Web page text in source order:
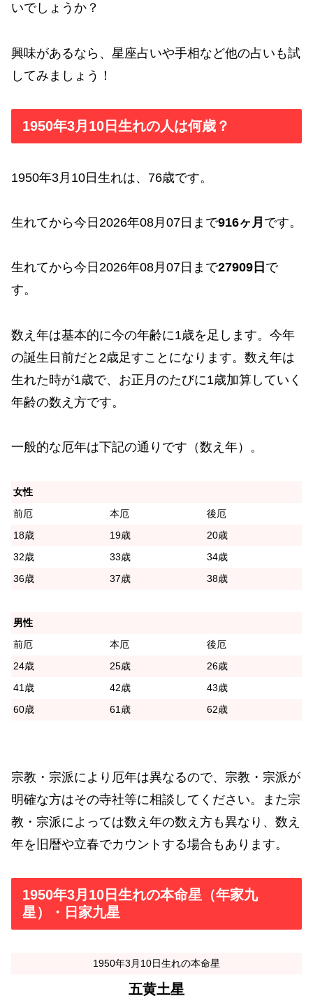
いでしょうか？
興味があるなら、星座占いや手相など他の占いも試
してみましょう！
1950年3月10日生れの人は何歳？
1950年3月10日生れは、76歳です。
生れてから今日2026年08月07日まで916ヶ月 です。
生れてから今日2026年08月07日まで27909日 で
す。
数え年は基本的に今の年齢に1歳を足します。今年
の誕生日前だと2歳足すことになります。数え年は
生れた時が1歳で、お正月のたびに1歳加算していく
年齢の数え方です。
一般的な厄年は下記の通りです（数え年）。
女性
前厄
本厄
後厄
18歳
19歳
20歳
32歳
33歳
34歳
36歳
37歳 38歳
男性
前厄
本厄
後厄
24歳
25歳
26歳
41歳
42歳
43歳
60歳
61歳 62歳
宗教・宗派により厄年は異なるので、宗教・宗派が
明確な方はその寺社等に相談してください。また宗
教・宗派によっては数え年の数え方も異なり、数え
年を旧暦や立春でカウントする場合もあります。
1950年3月10日生れの本命星（年家九
星）・日家九星
1950年3月10日生れの本命星
五黄土星